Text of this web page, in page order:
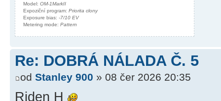
Model: OM-1MarkII
Expoziční program: Priorita clony
Exposure bias: -7/10 EV
Metering mode: Pattern
Re: DOBRÁ NÁLADA Č. 5
od Stanley 900 » 08 čer 2026 20:35
Riden H